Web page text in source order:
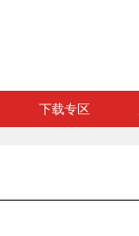
下载专区